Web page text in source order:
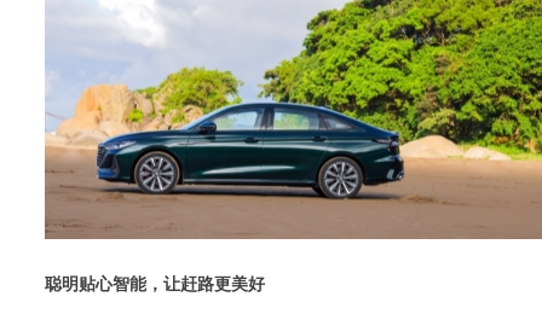
聪明贴心智能， 让赶路更美好